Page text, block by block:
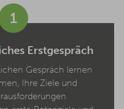
1
Erstgespräch
Gespräch lernen
Ihre Ziele und